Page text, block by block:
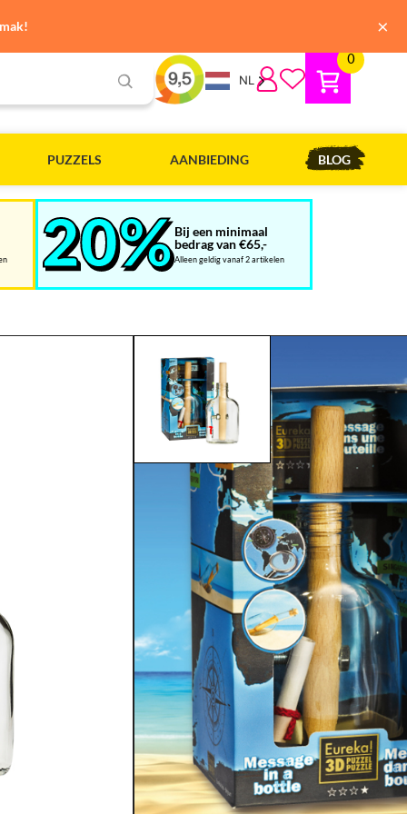
NL
0
PUZZELS AANBIEDING BLOG
Bij een minimaal
bedrag van €65,-
Alleen geldig vanaf 2 artikelen
×